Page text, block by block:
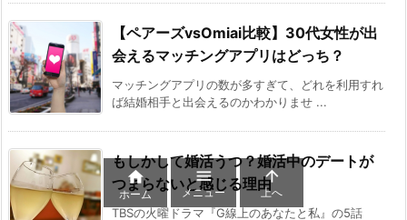
【ペアーズvsOmiai比較】30代女性が出
会えるマッチングアプリはどっち？
マッチングアプリの数が多すぎて、どれを利用すれ
ば結婚相手と出会えるのかわかりませ ...
もしかして婚活うつ？婚活中のデートが
つまらないと感じる理由
TBSの火曜ドラマ『G線上のあなたと私』の5話

ホーム

メニュー

上へ